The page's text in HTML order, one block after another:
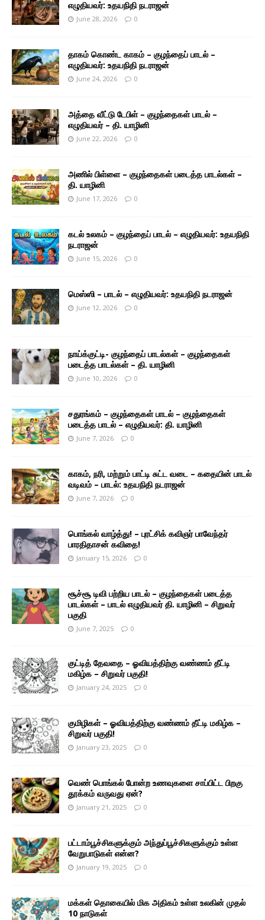
எழுதியவர்: உதயநிதி நடராஜன்
June 28, 2026 0
தாகம் கொண்ட காகம் – குழந்தைப் பாடல் –
எழுதியவர்: உதயநிதி நடராஜன்
June 24, 2026 0
அத்தை வீட்டு டேபிள் – குழந்தைகள் பாடல் –
எழுதியவர் – தி. யாழினி
June 22, 2026 0
அணில் பிள்ளை – குழந்தைகள் படைத்த பாடல்கள் –
தி. யாழினி
June 17, 2026 0
கடல் உலகம் – குழந்தைப் பாடல் – எழுதியவர்: உதயநிதி
நடராஜன்
June 15, 2026 0
மெஸ்ஸி – பாடல் – எழுதியவர்: உதயநிதி நடராஜன்
June 12, 2026 0
நாய்க்குட்டி- குழந்தைப் பாடல்கள் – குழந்தைகள்
படைத்த பாடல்கள் – தி. யாழினி
June 10, 2026 0
சதுரங்கம் – குழந்தைகள் பாடல் – குழந்தைகள்
படைத்த பாடல் – எழுதியவர்: தி. யாழினி
June 7, 2026 0
காகம், நரி, மற்றும் பாட்டி சுட்ட வடை – கதையின் பாடல்
வடிவம் – பாடல்: உதயநிதி நடராஜன்
June 7, 2026 0
பொங்கல் வாழ்த்து! – புரட்சிக் கவிஞர் பாவேந்தர்
பாரதிதாசன் கவிதை!
January 15, 2026 0
சூச்சூ டிவி பற்றிய பாடல் – குழந்தைகள் படைத்த
பாடல்கள் – பாடல் எழுதியவர் தி. யாழினி – சிறுவர்
பகுதி
June 7, 2025 0
குட்டித் தேவதை – ஓவியத்திற்கு வண்ணம் தீட்டி
மகிழ்க – சிறுவர் பகுதி!
January 24, 2025 0
குமிழிகள் – ஓவியத்திற்கு வண்ணம் தீட்டி மகிழ்க –
சிறுவர் பகுதி!
January 23, 2025 0
வெண் பொங்கல் போன்ற உணவுகளை சாப்பிட்ட பிறகு
தூக்கம் வருவது ஏன்?
January 21, 2025 0
பட்டாம்பூச்சிகளுக்கும் அந்துப்பூச்சிகளுக்கும் உள்ள
வேறுபாடுகள் என்ன?
January 19, 2025 0
மக்கள் தொகையில் மிக அதிகம் உள்ள உலகின் முதல்
10 நாடுகள்